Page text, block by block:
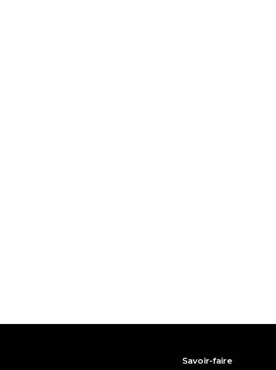
Savoir-faire